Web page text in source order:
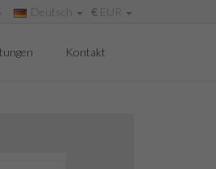
Deutsch € EUR
Kontakt